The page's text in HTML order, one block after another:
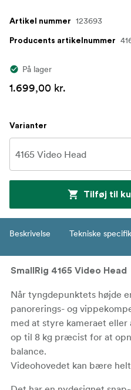
Artikel nummer 123693
Producents artikelnummer
På lager
1.699,00 kr.
Varianter
Tilføj til
Beskrivelse Tekniske
SmallRig 4165 Video Head
Når tyngdepunktets højde
panorerings- og
med at styre kameraet
op til 8 kg præcist for at
balance.
Videohovedet kan bære